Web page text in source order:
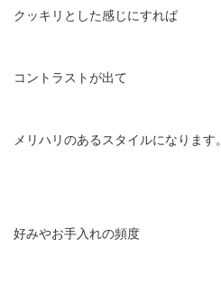
クッキリとした感じにすれば
コントラストが出て
メリハリのあるスタイルになります。
好みやお手入れの頻度